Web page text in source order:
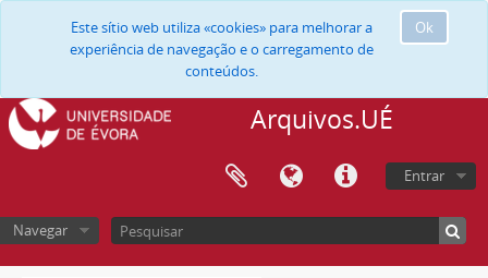
Ok
Este sítio web utiliza «cookies» para melhorar a
experiência de navegação e o carregamento de
conteúdos.
Arquivos.UÉ
Entrar
Navegar